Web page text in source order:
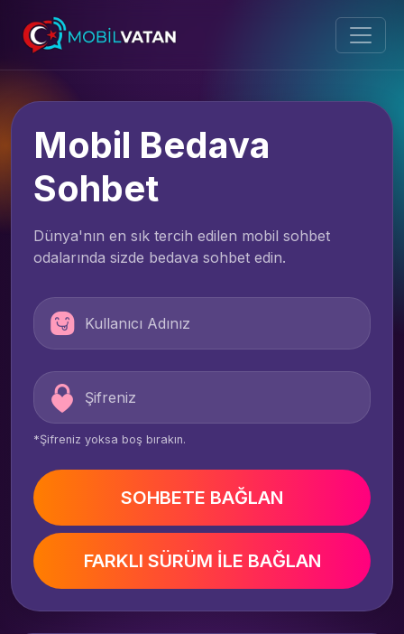
Mobil Bedava
Sohbet
Dünya'nın en sık tercih edilen mobil sohbet
odalarında sizde bedava sohbet edin.
*Şifreniz yoksa boş bırakın.
SOHBETE BAĞLAN
FARKLI SÜRÜM İLE BAĞLAN